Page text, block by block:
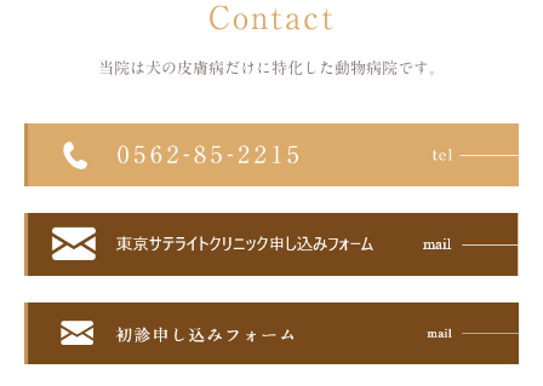
Contact
当院は犬の皮膚病だけに特化した 動物病院です。